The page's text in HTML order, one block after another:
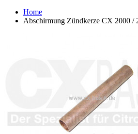
Home
Abschirmung Zündkerze CX 2000 /